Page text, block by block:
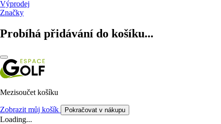
Výprodej
Značky
Probíhá přidávání do košíku...
Mezisoučet košíku
Zobrazit můj košík Pokračovat v nákupu
Loading...